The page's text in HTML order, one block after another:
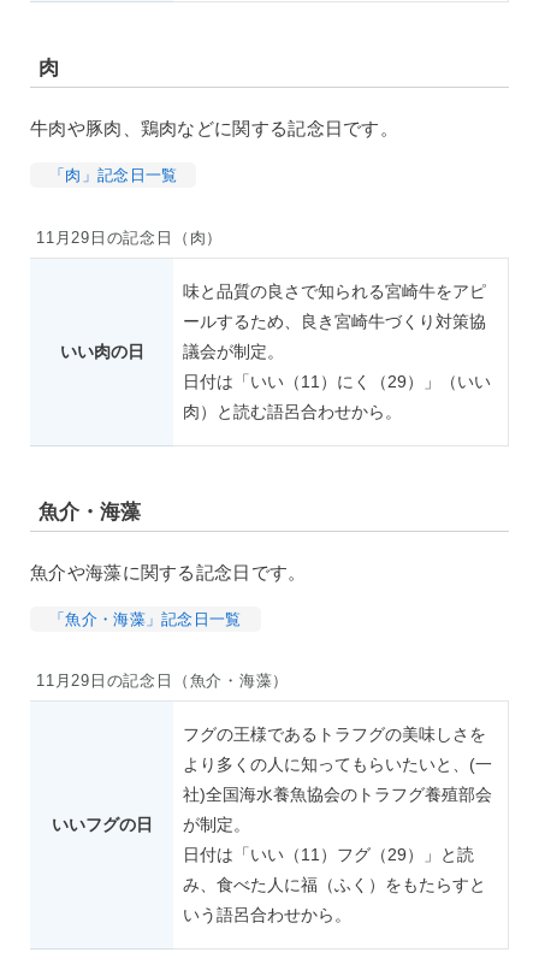
肉
牛肉や豚肉、鶏肉などに関する記念日です。
「肉」記念日一覧
11月29日の記念日（肉）
いい肉の日
味と品質の良さで知られる宮崎牛をアピ
ールするため、良き宮崎牛づくり対策協
議会が制定。
日付は「いい（11）にく（29）」（いい
肉）と読む語呂合わせから。
魚介・海藻
魚介や海藻に関する記念日です。
「魚介・海藻」記念日一覧
11月29日の記念日（魚介・海藻）
いいフグの日
フグの王様であるトラフグの美味しさを
より多くの人に知ってもらいたいと、(一
社)全国海水養魚協会のトラフグ養殖部会
が制定。
日付は「いい（11）フグ（29）」と読
み、食べた人に福（ふく）をもたらすと
いう語呂合わせから。